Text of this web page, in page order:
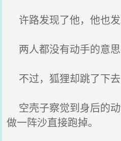
许路发现了他，他也发
两人都没有动手的意思
不过，狐狸却跳了下去
空壳子察觉到身后的
做一阵沙直接跑掉。